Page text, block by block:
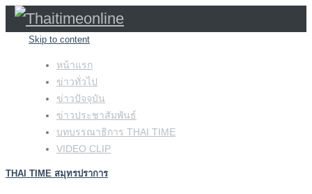
Skip to content
หน้าแรก
ข่าวทั่วไป
ข่าวปัจจุบัน
ข่าวประชาสัมพันธ์
บทบรรณาธิการ THAI TIME
VIDEO CLIP
THAI TIME สมุทรปราการ